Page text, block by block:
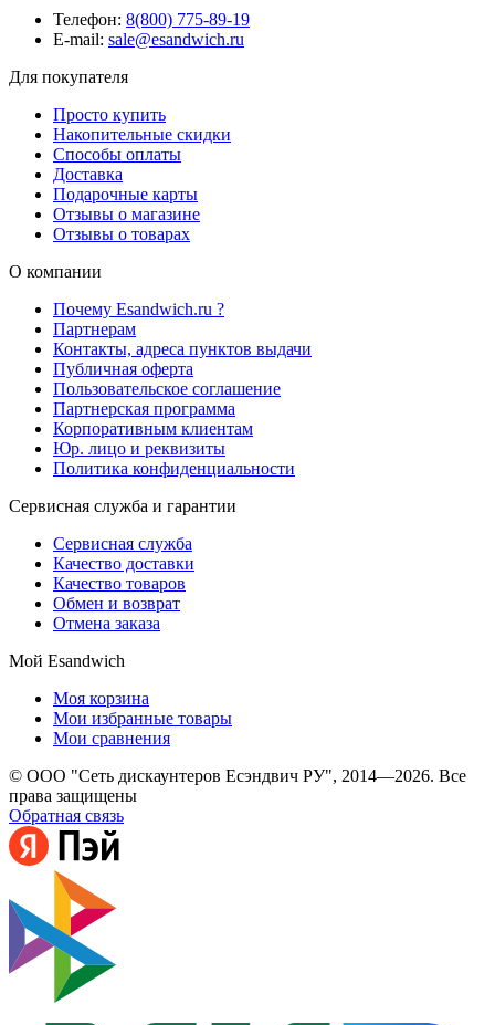
Телефон: 8(800) 775-89-19
E-mail: sale@esandwich.ru
Для покупателя
Просто купить
Накопительные скидки
Способы оплаты
Доставка
Подарочные карты
Отзывы о магазине
Отзывы о товарах
О компании
Почему Esandwich.ru ?
Партнерам
Контакты, адреса пунктов выдачи
Публичная оферта
Пользовательское соглашение
Партнерская программа
Корпоративным клиентам
Юр. лицо и реквизиты
Политика конфиденциальности
Сервисная служба и гарантии
Сервисная служба
Качество доставки
Качество товаров
Обмен и возврат
Отмена заказа
Мой Esandwich
Моя корзина
Мои избранные товары
Мои сравнения
© ООО "Сеть дискаунтеров Есэндвич РУ", 2014—2026. Все
права защищены
Обратная связь